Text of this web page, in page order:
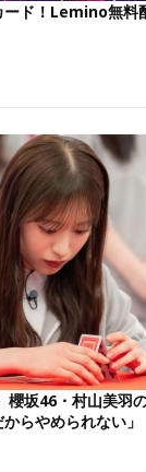
ド！Lemino無料
櫻坂46・村山美羽
らやめられない」